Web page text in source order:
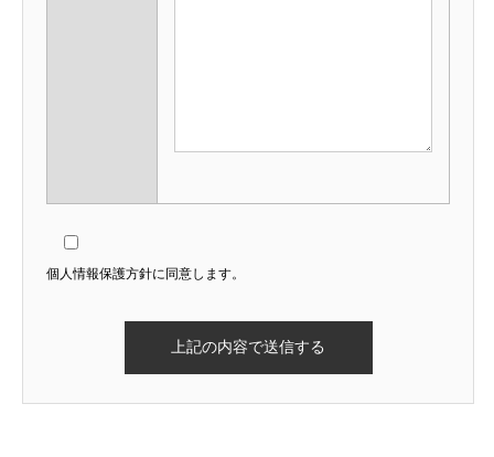
個人情報保護方針に同意します。